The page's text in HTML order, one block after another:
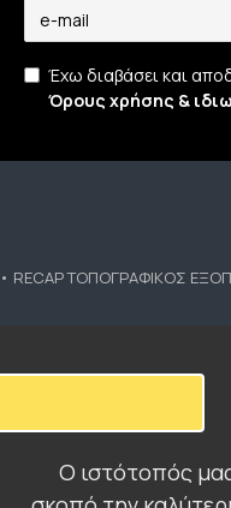
Έχω διαβάσει και
Όρους χρήσης &
ΤΟΠΟΓΡΑΦΙΚΟΣ
Ο ιστότοπός